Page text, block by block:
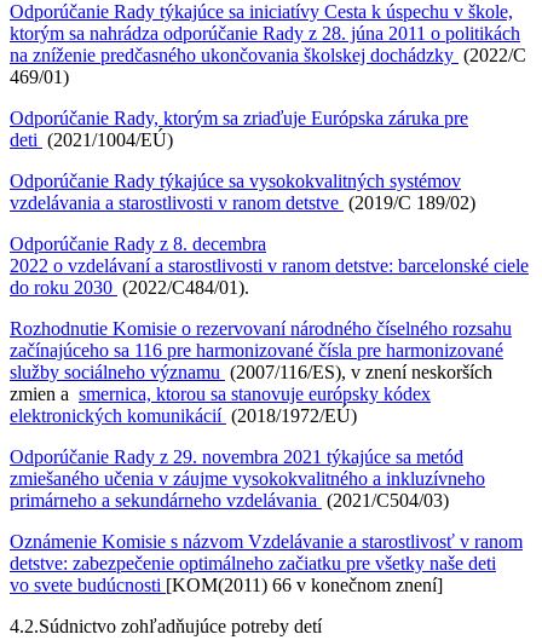
Odporúčanie Rady týkajúce sa iniciatívy Cesta k úspechu v škole,
ktorým sa nahrádza odporúčanie Rady z 28. júna 2011 o politikách
na zníženie predčasného ukončovania školskej dochádzky (2022/C
469/01)
Odporúčanie Rady, ktorým sa zriaďuje Európska záruka pre
deti (2021/1004/EÚ)
Odporúčanie Rady týkajúce sa vysokokvalitných systémov
vzdelávania a starostlivosti v ranom detstve (2019/C 189/02)
Odporúčanie Rady z 8. decembra
2022 o vzdelávaní a starostlivosti v ranom detstve: barcelonské ciele
do roku 2030 (2022/C484/01).
Rozhodnutie Komisie o rezervovaní národného číselného rozsahu
začínajúceho sa 116 pre harmonizované čísla pre harmonizované
služby sociálneho významu (2007/116/ES), v znení neskorších
zmien a smernica, ktorou sa stanovuje európsky kódex
elektronických komunikácií (2018/1972/EÚ)
Odporúčanie Rady z 29. novembra 2021 týkajúce sa metód
zmiešaného učenia v záujme vysokokvalitného a inkluzívneho
primárneho a sekundárneho vzdelávania (2021/C504/03)
Oznámenie Komisie s názvom Vzdelávanie a starostlivosť v ranom
detstve: zabezpečenie optimálneho začiatku pre všetky naše deti
vo svete budúcnosti [KOM(2011) 66 v konečnom znení]
4.2.Súdnictvo zohľadňujúce potreby detí